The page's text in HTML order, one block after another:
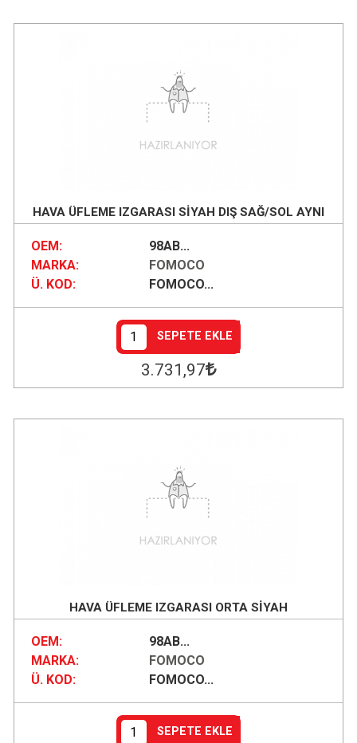
HAVA ÜFLEME IZGARASI SİYAH DIŞ SAĞ/SOL AYNI
OEM:
98AB...
MARKA:
FOMOCO
Ü. KOD:
FOMOCO...
SEPETE EKLE
3.731 ,97
HAVA ÜFLEME IZGARASI ORTA SİYAH
OEM:
98AB...
MARKA:
FOMOCO
Ü. KOD:
FOMOCO...
SEPETE EKLE